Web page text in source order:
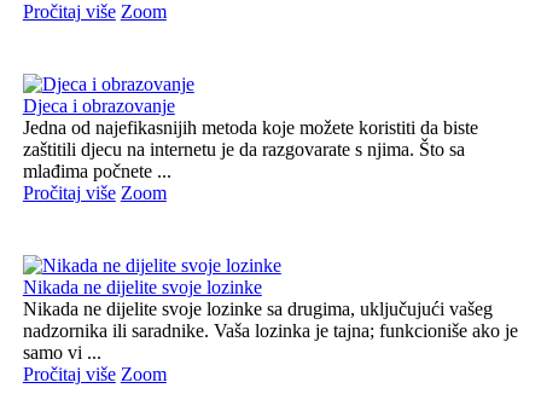
Pročitaj više Zoom
Djeca i obrazovanje
Jedna od najefikasnijih metoda koje možete koristiti da biste
zaštitili djecu na internetu je da razgovarate s njima. Što sa
mlađima počnete ...
Pročitaj više Zoom
Nikada ne dijelite svoje lozinke
Nikada ne dijelite svoje lozinke sa drugima, uključujući vašeg
nadzornika ili saradnike. Vaša lozinka je tajna; funkcioniše ako je
samo vi ...
Pročitaj više Zoom